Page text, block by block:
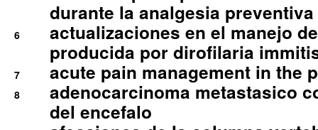
durante la analgesia
6
actualizaciones en el manejo
producida por dirofilaria
7 acute pain management in the
8
adenocarcinoma metastasico
del encefalo